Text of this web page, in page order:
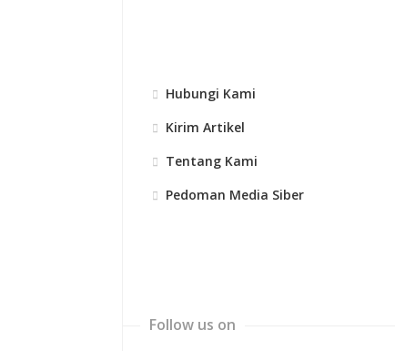
Hubungi Kami
Kirim Artikel
Tentang Kami
Pedoman Media Siber
Follow us on